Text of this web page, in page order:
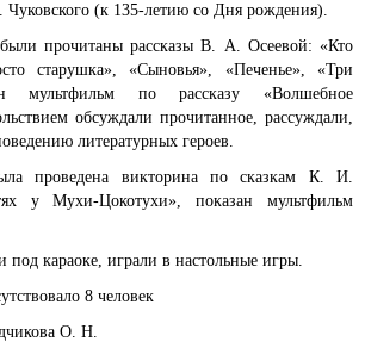
(к 135-летию со Дня рождения).
прочитаны рассказы В. А. Осеевой: «Кто
старушка», «Сыновья», «Печенье», «Три
мультфильм по рассказу «Волшебное
обсуждали прочитанное, рассуждали,
литературных героев.
проведена викторина по сказкам К. И.
у Мухи-Цокотухи», показан мультфильм
под караоке, играли в настольные игры.
8 человек
О. Н.